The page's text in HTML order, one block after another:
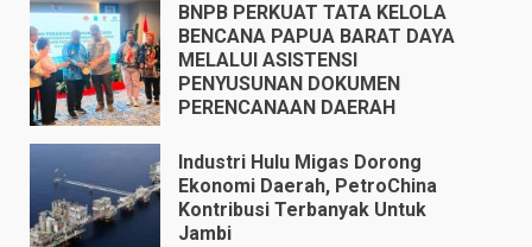
BNPB PERKUAT TATA KELOLA
BENCANA PAPUA BARAT DAYA
MELALUI ASISTENSI
PENYUSUNAN DOKUMEN
PERENCANAAN DAERAH
Industri Hulu Migas Dorong
Ekonomi Daerah, PetroChina
Kontribusi Terbanyak Untuk
Jambi